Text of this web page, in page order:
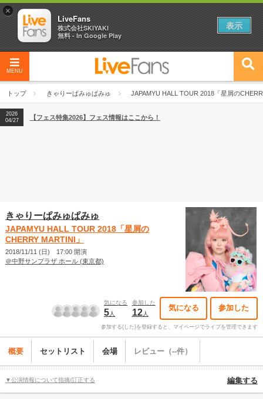
MENU
トップ きゃりーぱみゅぱみゅ JAPAMYU HALL TOUR 2018「星屑の
2026
04/27
2026
【ライブ動員ランキング】2026年上半期編発表！
2026
04/27
【フェス特集2026】フェス情報はここから！
きゃりーぱみゅぱみゅ
JAPAMYU HALL TOUR 2018「星屑の
CHERRY MARTINI」
2018/11/11 (日) 17:00 開演
＠中野サンプラザ ホール (東京都)
気になる
5人
参加した
12人
気になる 参加した
参加する(した)を登録すると、マイページでライブを管理できます
概要 セットリスト 会場 レビュー（--件）
▼公演情報について指摘/訂正する 編集する
×
LiveFans
株式会社SKIYAKI
無料 - In Google Play
表示